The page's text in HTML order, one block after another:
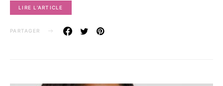
LIRE L'ARTICLE
PARTAGER